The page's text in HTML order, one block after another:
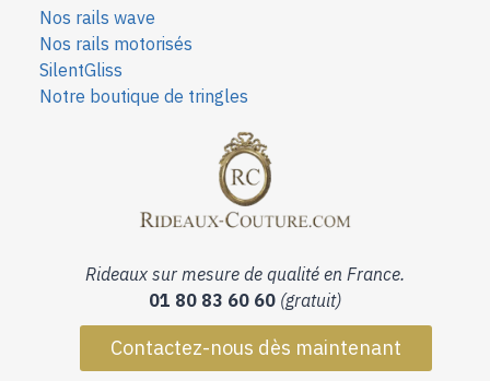
Nos rails wave
Nos rails motorisés
SilentGliss
Notre boutique de tringles
Rideaux sur mesure de qualité en France.
01 80 83 60 60 (gratuit)
Contactez-nous dès maintenant